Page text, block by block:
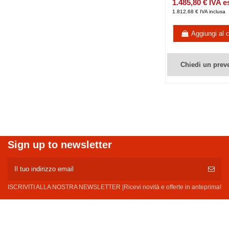
1.485,80 € IVA
1.812,68 € IVA inclusa
Aggiungi al
Chiedi un
Sign up to newsletter
ISCRIVITI ALLA NOSTRA NEWSLETTER |Ricevi novità e offerte in anteprima!